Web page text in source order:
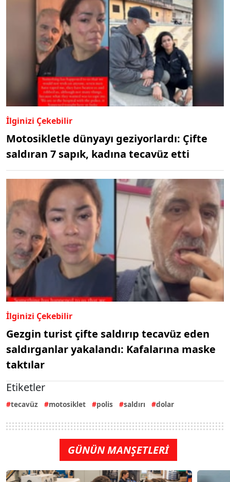
İlginizi Çekebilir
Motosikletle dünyayı geziyorlardı: Çifte
saldıran 7 sapık, kadına tecavüz etti
İlginizi Çekebilir
Gezgin turist çifte saldırıp tecavüz eden
saldırganlar yakalandı: Kafalarına maske
taktılar
Etiketler
tecavüz motosiklet polis saldırı dolar
GÜNÜN MANŞETLERİ